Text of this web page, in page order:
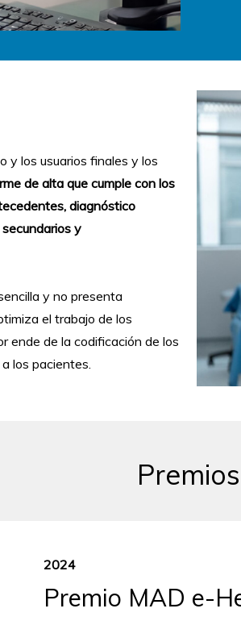
y los usuarios finales y los
de alta que cumple con los
diagnóstico
y
y no presenta
el trabajo de los
ende de la codificación de los
los pacientes.
Premios
2024
Premio MAD e-